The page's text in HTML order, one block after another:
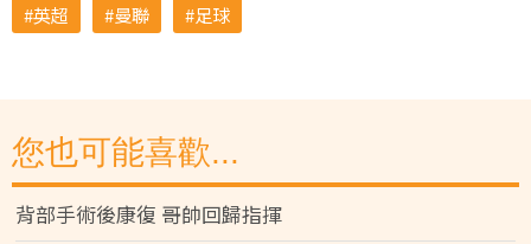
英超 曼聯 足球
您也可能喜歡...
背部手術後康復 哥帥回歸指揮